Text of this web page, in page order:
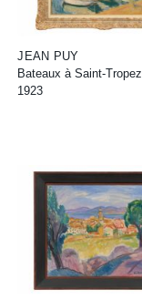
JEAN PUY
Bateaux à Saint-Tropez
1923